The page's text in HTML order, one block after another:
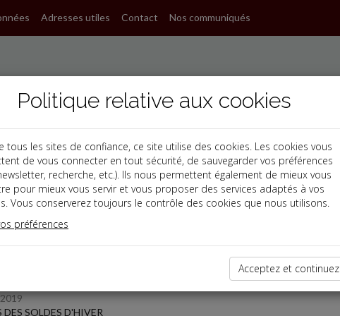
Adresses utiles Contact Nos communiqués
dernières dépêches
DES SOLDES D'HIVER
Politique relative aux cookies
tous les sites de confiance, ce site utilise des cookies. Les cookies vous
de vous connecter en tout sécurité, de sauvegarder vos préférences
recherche, etc.). Ils nous permettent également de mieux vous
pour mieux vous servir et vous proposer des services adaptés à vos
Vous conserverez toujours le contrôle des cookies que nous utilisons.
préférences
Acceptez et continuez